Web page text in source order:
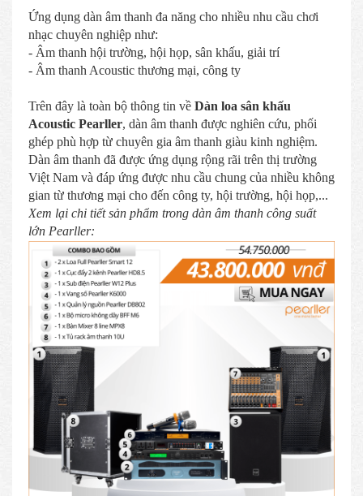
Ứng dụng dàn âm thanh đa năng cho nhiều nhu cầu chơi
nhạc chuyên nghiệp như:
- Âm thanh hội trường, hội họp, sân khấu, giải trí
- Âm thanh Acoustic thương mại, công ty
Trên đây là toàn bộ thông tin về Dàn loa sân khấu
Acoustic Pearller, dàn âm thanh được nghiên cứu, phối
ghép phù hợp từ chuyên gia âm thanh giàu kinh nghiệm.
Dàn âm thanh đã được ứng dụng rộng rãi trên thị trường
Việt Nam và đáp ứng được nhu cầu chung của nhiều không
gian từ thương mại cho đến công ty, hội trường, hội họp,...
Xem lại chi tiết sản phẩm trong dàn âm thanh công suất
lớn Pearller: